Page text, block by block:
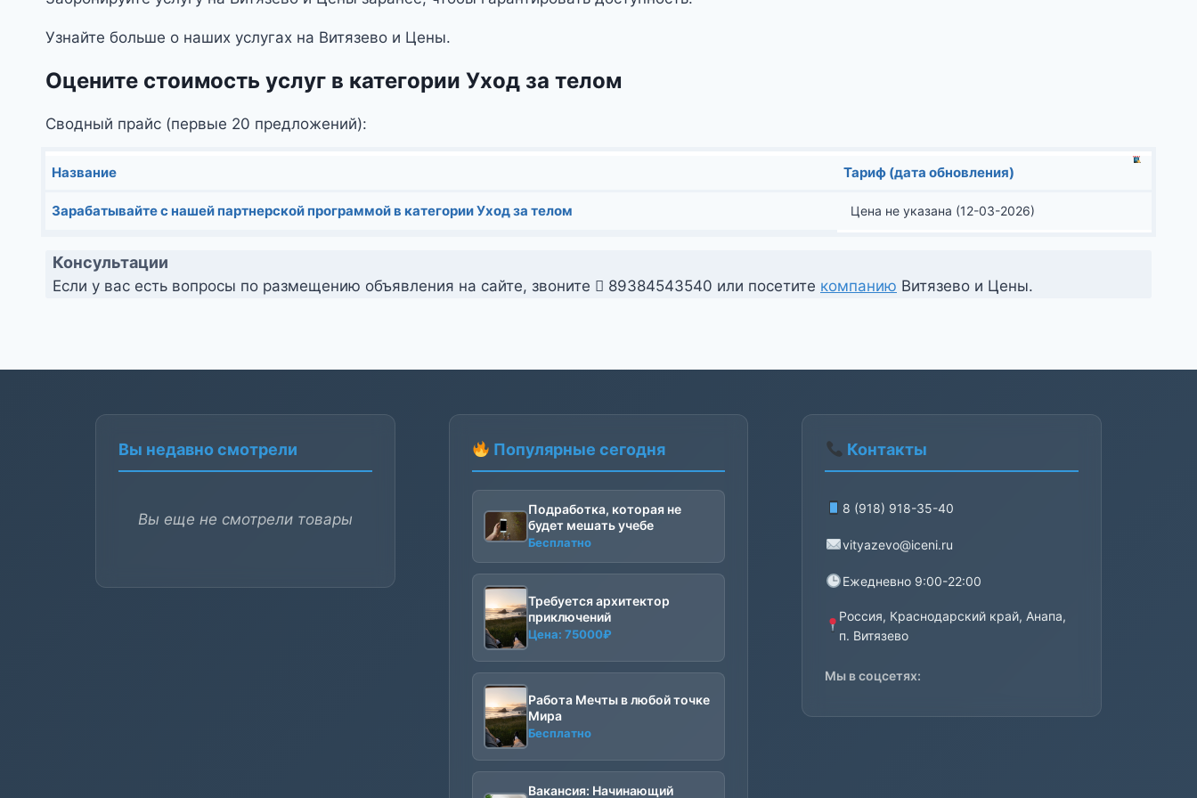
Узнайте больше о наших услугах на Витязево и Цены.
Оцените стоимость услуг в категории Уход за телом
Сводный прайс (первые 20 предложений):
Название Тариф (дата обновления)
Зарабатывайте с нашей партнерской программой в категории Уход за телом Цена не указана (12-03-2026)
Консультации
Если у вас есть вопросы по размещению объявления на сайте, звоните 89384543540 или посетите компанию Витязево и Цены.
Вы недавно смотрели
Вы еще не смотрели товары
Популярные сегодня
Подработка, которая не
будет мешать учебе
Бесплатно
Требуется архитектор
приключений
Цена: 75000₽
Работа Мечты в любой точке
Мира
Бесплатно
Вакансия: Начинающий
Контакты
8 (918) 918-35-40
vityazevo@iceni.ru
Ежедневно 9:00-22:00
Россия, Краснодарский край, Анапа,
п. Витязево
Мы в соцсетях: